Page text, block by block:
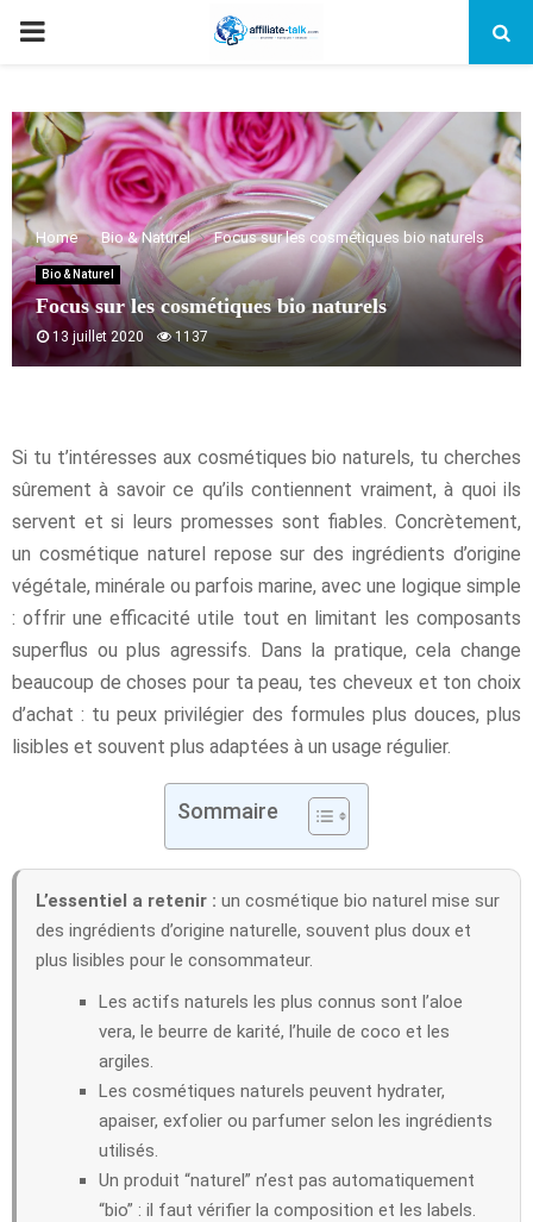
PRIMARY
Home Bio & Naturel Focus sur les cosmétiques bio naturels
Bio & Naturel
Focus sur les cosmétiques bio naturels
13 juillet 2020 1137
Si tu t’intéresses aux cosmétiques bio naturels, tu cherches
sûrement à savoir ce qu’ils contiennent vraiment, à quoi ils
servent et si leurs promesses sont fiables. Concrètement,
un cosmétique naturel repose sur des ingrédients d’origine
végétale, minérale ou parfois marine, avec une logique simple
: offrir une efficacité utile tout en limitant les composants
superflus ou plus agressifs. Dans la pratique, cela change
beaucoup de choses pour ta peau, tes cheveux et ton choix
d’achat : tu peux privilégier des formules plus douces, plus
lisibles et souvent plus adaptées à un usage régulier.
Sommaire
L’essentiel a retenir : un cosmétique bio naturel mise sur
des ingrédients d’origine naturelle, souvent plus doux et
plus lisibles pour le consommateur.
Les actifs naturels les plus connus sont l’aloe
vera, le beurre de karité, l’huile de coco et les
argiles.
Les cosmétiques naturels peuvent hydrater,
apaiser, exfolier ou parfumer selon les ingrédients
utilisés.
Un produit “naturel” n’est pas automatiquement
“bio” : il faut vérifier la composition et les labels.